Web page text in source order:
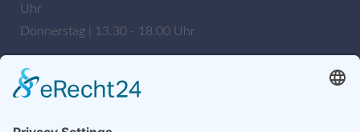
Uhr
Donnerstag | 13.30 - 18.00 Uhr
Bankverbindung
Sparkasse Hochfranken